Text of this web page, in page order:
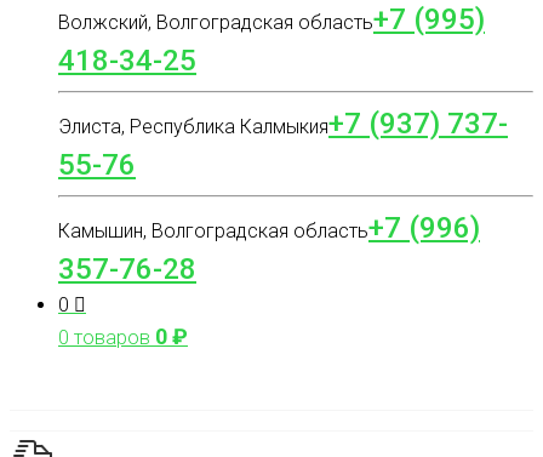
Волжский, Волгоградская область+7 (995)
418-34-25
Элиста, Республика Калмыкия+7 (937) 737-
55-76
Камышин, Волгоградская область+7 (996)
357-76-28
0
0 товаров 0₽